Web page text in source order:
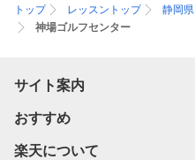
を全て無料レンタルできます。
トップ レッスントップ 静岡県
神場ゴルフセンター
サイト案内
おすすめ
楽天について